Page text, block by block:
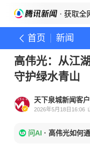
· 获取全
首页 新闻
高伟光：从江
守护绿水青山
天下泉城新闻客
2026年5月18日16:06
问AI · 高伟光如何